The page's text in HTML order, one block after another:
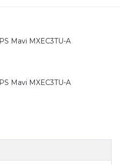
Mavi MXEC3TU-A
Mavi MXEC3TU-A